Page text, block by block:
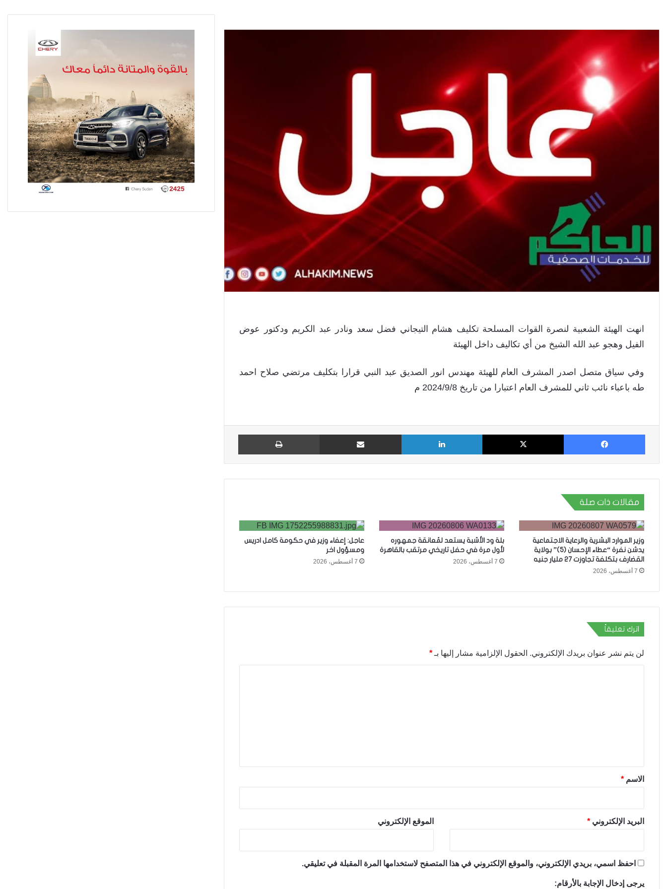
انهت الهيئة الشعبية لنصرة القوات المسلحة تكليف هشام التيجاني فضل سعد ونادر عبد الكريم ودكتور عوض
الفيل وهجو عبد الله الشيخ من أي تكاليف داخل الهيئة
وفي سياق متصل اصدر المشرف العام للهيئة مهندس انور الصديق عبد النبي قرارا بتكليف مرتضي صلاح احمد
طه باعباء نائب ثاني للمشرف العام اعتبارا من تاريخ 2024/9/8 م
فيسبوك X لينكدإن مشاركة عبر البريد طباعة
مقالات ذات صلة
وزير الموارد البشرية والرعاية الاجتماعية
يدشن نفرة “عطاء الإحسان (5)” بولاية
القضارف بتكلفة تجاوزت 27 مليار جنيه
7 أغسطس، 2026
بلة ود الأشبة يستعد لمُعانقة جمهوره
لأول مرة في حفل تاريخي مرتقب بالقاهرة
7 أغسطس، 2026
عاجل: إعفاء وزير في حكومة كامل ادريس
ومسؤول اخر
7 أغسطس، 2026
اترك تعليقاً
لن يتم نشر عنوان بريدك الإلكتروني. الحقول الإلزامية مشار إليها بـ *
*الاسم *
البريد الإلكتروني * الموقع الإلكتروني
احفظ اسمي، بريدي الإلكتروني، والموقع الإلكتروني في هذا المتصفح لاستخدامها المرة المقبلة في تعليقي.
يرجى إدخال الإجابة بالأرقام: